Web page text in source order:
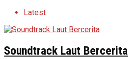
Latest
Soundtrack Laut Bercerita